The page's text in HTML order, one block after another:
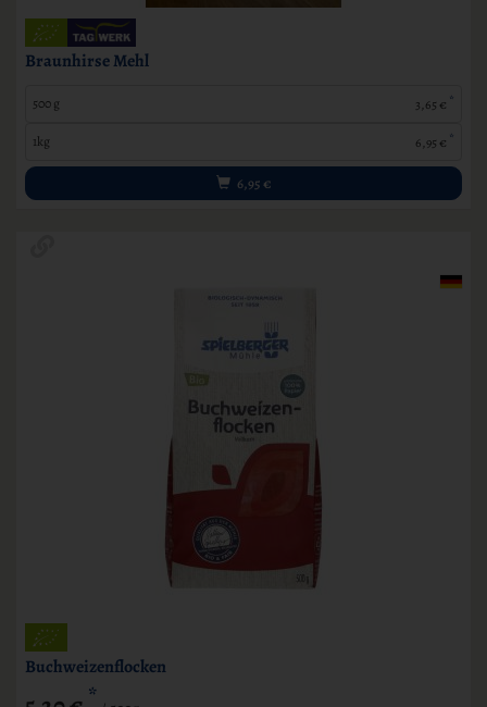
Braunhirse Mehl
500 g 3,65 € *
1kg 6,95 € *
6,95 €
Buchweizenflocken
*